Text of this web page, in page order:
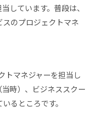
しています。普段は、
のプロジェクトマネ
トマネジャーを担当し
時）、ビジネススクー
るところです。